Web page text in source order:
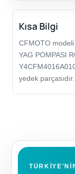
Kısa Bilgi
CFMOTO
YAG POMPASI
yedek parçasıdır.